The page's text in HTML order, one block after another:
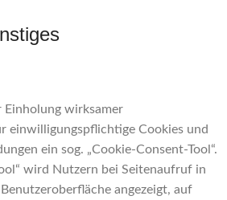
Einholung wirksamer
einwilligungspflichtige Cookies und
ein sog. „Cookie-Consent-Tool“.
wird Nutzern bei Seitenaufruf in
angezeigt, auf